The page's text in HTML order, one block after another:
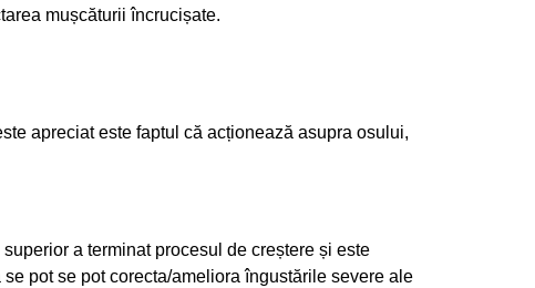
mușcăturii încrucișate.
apreciat este faptul că acționează asupra osului,
a terminat procesul de creștere și este
pot se pot corecta/ameliora îngustările severe ale